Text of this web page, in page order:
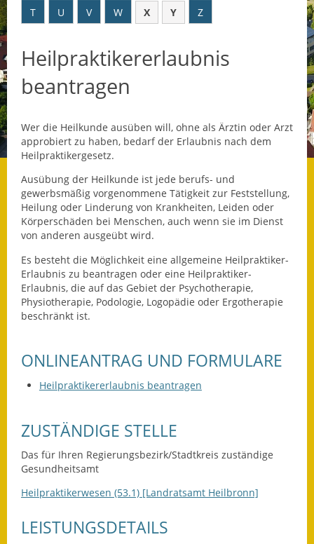
Datenschutz
Datenschutz im
Steueramt
Geschichte und
Gegenwart
Was die Alten noch
wussten!
Wagner-Werkstatt
Informationsbroschüre
Lärmaktionsplan
Notfallplanung
Schadensmeldung
Straßenbau
T
U V W X Y Z
Heilpraktikererlaubnis
beantragen
Wer die Heilkunde ausüben will, ohne als Ärztin oder Arzt
approbiert zu haben, bedarf der Erlaubnis nach dem
Heilpraktikergesetz.
Ausübung der Heilkunde ist jede berufs- und
gewerbsmäßig vorgenommene Tätigkeit zur Feststellung,
Heilung oder Linderung von Krankheiten, Leiden oder
Körperschäden bei Menschen, auch wenn sie im Dienst
von anderen ausgeübt wird.
Es besteht die Möglichkeit eine allgemeine Heilpraktiker-
Erlaubnis zu beantragen oder eine Heilpraktiker-
Erlaubnis, die auf das Gebiet der Psychotherapie,
Physiotherapie, Podologie, Logopädie oder Ergotherapie
beschränkt ist.
ONLINEANTRAG UND FORMULARE
Heilpraktikererlaubnis beantragen
ZUSTÄNDIGE STELLE
Das für Ihren Regierungsbezirk/Stadtkreis zuständige
Gesundheitsamt
Heilpraktikerwesen (53.1) [Landratsamt Heilbronn]
LEISTUNGSDETAILS